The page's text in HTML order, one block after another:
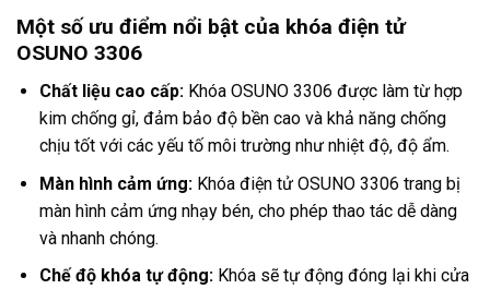
Một số ưu điểm nổi bật của khóa điện tử
OSUNO 3306
Chất liệu cao cấp:Khóa OSUNO 3306 được làm từ hợp
kim chống gỉ, đảm bảo độ bền cao và khả năng chống
chịu tốt với các yếu tố môi trường như nhiệt độ, độ ẩm.
Màn hình cảm ứng:Khóa điện tử OSUNO 3306 trang bị
màn hình cảm ứng nhạy bén, cho phép thao tác dễ dàng
và nhanh chóng.
Chế độ khóa tự động: Khóa sẽ tự động đóng lại khi cửa